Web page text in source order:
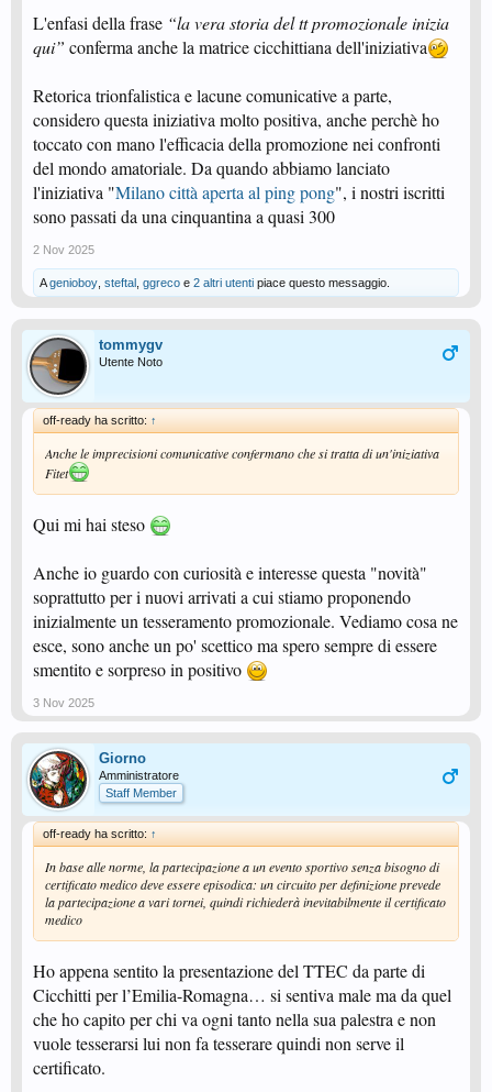
L'enfasi della frase “la vera storia del tt promozionale inizia
qui” conferma anche la matrice cicchittiana dell'iniziativa
Retorica trionfalistica e lacune comunicative a parte,
considero questa iniziativa molto positiva, anche perchè ho
toccato con mano l'efficacia della promozione nei confronti
del mondo amatoriale. Da quando abbiamo lanciato
l'iniziativa "Milano città aperta al ping pong", i nostri iscritti
sono passati da una cinquantina a quasi 300
2 Nov 2025
Agenioboy steftal ggreco e 2 altri utenti piace questo messaggio.
tommygv
Utente Noto
off-ready ha scritto: ↑
Anche le imprecisioni comunicative confermano che si tratta di un'iniziativa
Fitet
Qui mi hai steso
Anche io guardo con curiosità e interesse questa "novità"
soprattutto per i nuovi arrivati a cui stiamo proponendo
inizialmente un tesseramento promozionale. Vediamo cosa ne
esce, sono anche un po' scettico ma spero sempre di essere
smentito e sorpreso in positivo
3 Nov 2025
Giorno
Amministratore
Staff Member
off-ready ha scritto: ↑
In base alle norme, la partecipazione a un evento sportivo senza bisogno di
certificato medico deve essere episodica: un circuito per definizione prevede
la partecipazione a vari tornei, quindi richiederà inevitabilmente il certificato
medico
Ho appena sentito la presentazione del TTEC da parte di
Cicchitti per l’Emilia-Romagna… si sentiva male ma da quel
che ho capito per chi va ogni tanto nella sua palestra e non
vuole tesserarsi lui non fa tesserare quindi non serve il
certificato.